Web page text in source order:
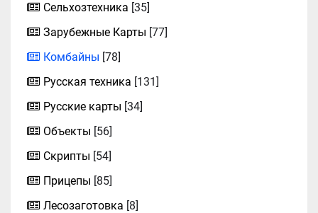
Сельхозтехника [35]
Зарубежные Карты [77]
Комбайны [78]
Русская техника [131]
Русские карты [34]
Объекты [56]
Скрипты [54]
Прицепы [85]
Лесозаготовка [8]